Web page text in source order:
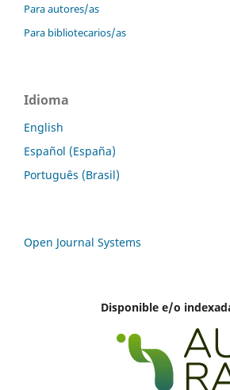
Para autores/as
Para bibliotecarios/as
Idioma
English
Español (España)
Português (Brasil)
Open Journal Systems
Disponible e/o